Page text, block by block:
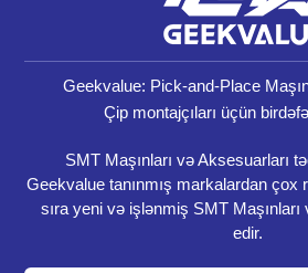
Geekvalue: Pick-and-Place
Çip montajçıları üçün
SMT Maşınları və Aksesuarları
Geekvalue tanınmış markalardan çox
sıra yeni və işlənmiş SMT Maşınları
edir.